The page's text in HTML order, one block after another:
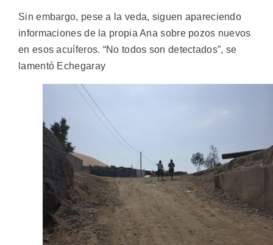
Sin embargo, pese a la veda, siguen apareciendo
informaciones de la propia Ana sobre pozos nuevos
en esos acuíferos. “No todos son detectados”, se
lamentó Echegaray